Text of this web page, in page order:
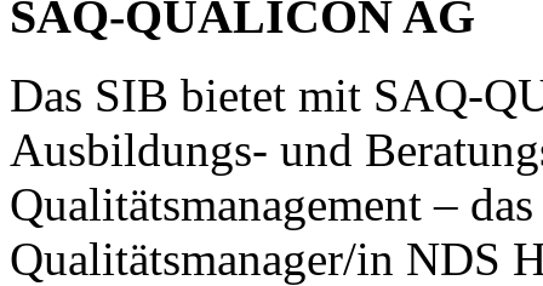
SAQ-QUALICON AG
Das SIB bietet mit SAQ-
Ausbildungs- und
Qualitätsmanagement –
Qualitätsmanager/in NDS